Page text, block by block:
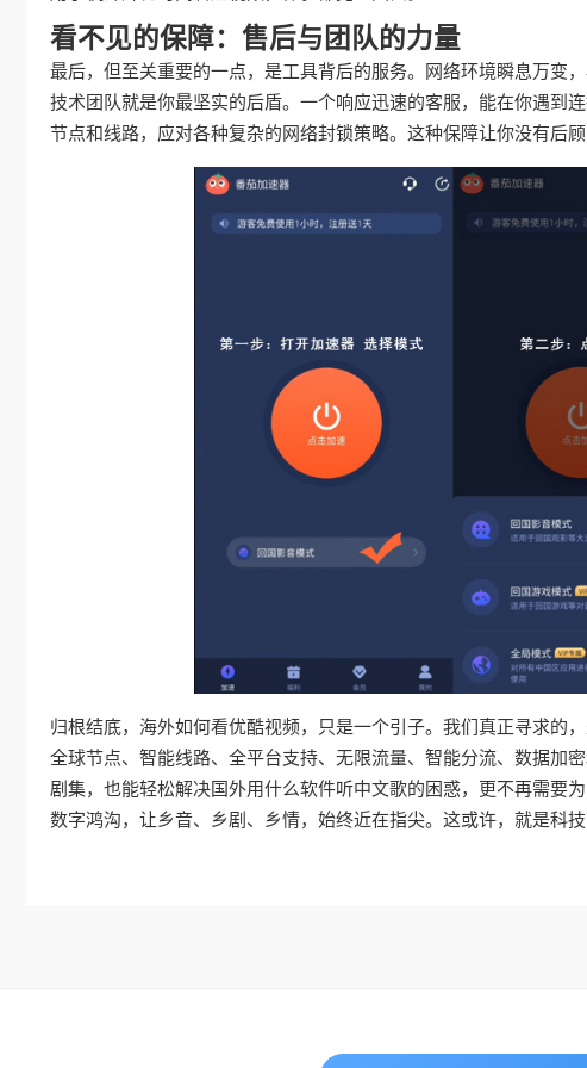
看不见的保障：售后与团队的力量
最后，但至关重要的一点，是工具背后的服务。网络环境瞬息万变
技术团队就是你最坚实的后盾。一个响应迅速的客服，能在你遇到
节点和线路，应对各种复杂的网络封锁策略。这种保障让你没有后
归根结底，海外如何看优酷视频，只是一个引子。我们真正寻求的
全球节点、智能线路、全平台支持、无限流量、智能分流、数据加
剧集，也能轻松解决国外用什么软件听中文歌的困惑，更不再需要
数字鸿沟，让乡音、乡剧、乡情，始终近在指尖。这或许，就是科